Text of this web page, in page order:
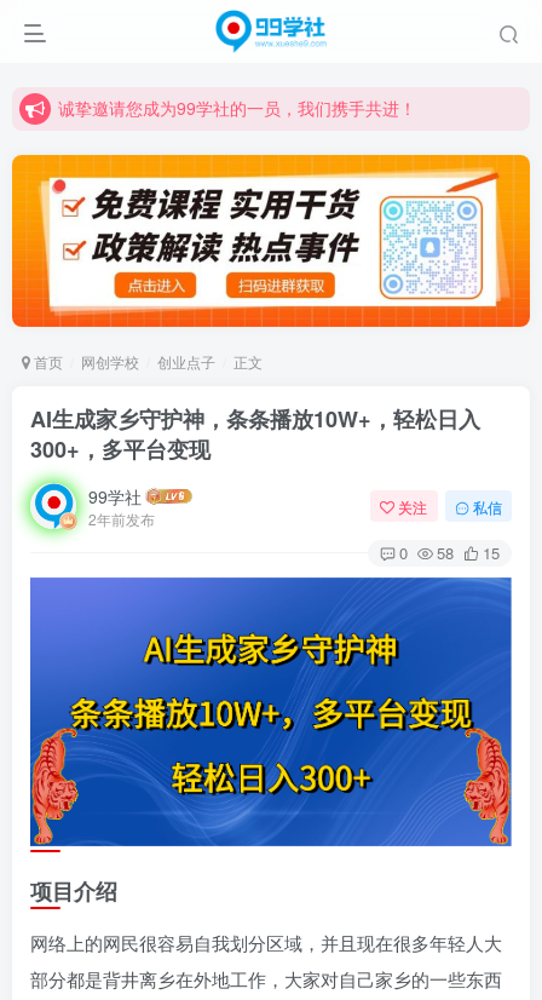
诚挚邀请您成为99学社的一员，我们携手共进！
诚挚邀请您成为99学社的一员，我们携手共进！
学习路上不孤独，99学社与你同行！分享全网优质VIP资源，炒股教程、创业教程、网络营销教程、自媒体短视频教程等，长期更新各大精品创业项目！
首页 网创学校 创业点子 正文
AI生成家乡守护神，条条播放10W+，轻松日入
300+，多平台变现
99学社
2年前发布
关注 私信
0 58 15
项目介绍
网络上的网民很容易自我划分区域，并且现在很多年轻人大
部分都是背井离乡在外地工作，大家对自己家乡的一些东西